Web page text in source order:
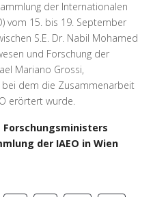
der Internationalen
vom 15. bis 19. September
S.E. Dr. Nabil Mohamed
und Forschung der
Mariano Grossi,
bei dem die Zusammenarbeit
erörtert wurde.
der IAEO in Wien